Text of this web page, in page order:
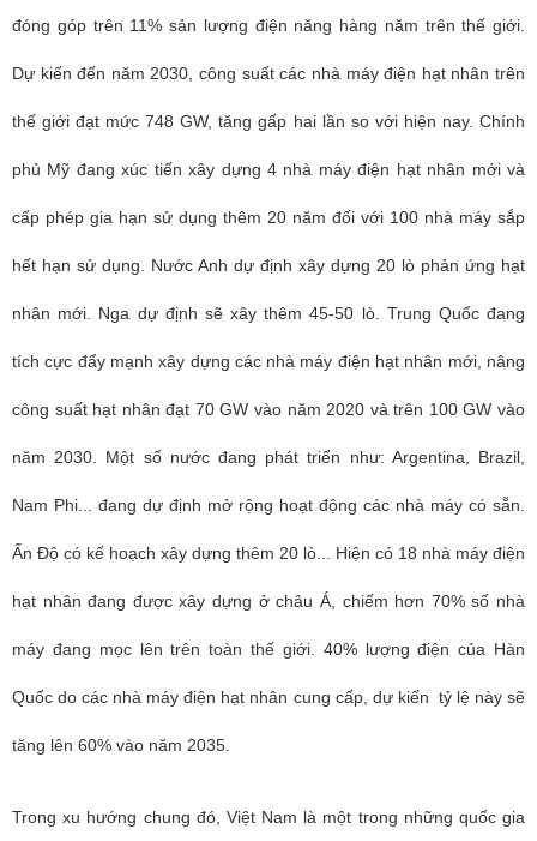
đóng góp trên 11% sản lượng điện năng hàng năm trên thế giới.
Dự kiến đến năm 2030, công suất các nhà máy điện hạt nhân trên
thế giới đạt mức 748 GW, tăng gấp hai lần so với hiện nay. Chính
phủ Mỹ đang xúc tiến xây dựng 4 nhà máy điện hạt nhân mới và
cấp phép gia hạn sử dụng thêm 20 năm đối với 100 nhà máy sắp
hết hạn sử dụng. Nước Anh dự định xây dựng 20 lò phản ứng hạt
nhân mới. Nga dự định sẽ xây thêm 45-50 lò. Trung Quốc đang
tích cực đẩy mạnh xây dựng các nhà máy điện hạt nhân mới, nâng
công suất hạt nhân đạt 70 GW vào năm 2020 và trên 100 GW vào
năm 2030. Một số nước đang phát triển như: Argentina, Brazil,
Nam Phi... đang dự định mở rộng hoạt động các nhà máy có sẵn.
Ấn Độ có kế hoạch xây dựng thêm 20 lò... Hiện có 18 nhà máy điện
hạt nhân đang được xây dựng ở châu Á, chiếm hơn 70% số nhà
máy đang mọc lên trên toàn thế giới. 40% lượng điện của Hàn
Quốc do các nhà máy điện hạt nhân cung cấp, dự kiến tỷ lệ này sẽ
tăng lên 60% vào năm 2035.
Trong xu hướng chung đó, Việt Nam là một trong những quốc gia